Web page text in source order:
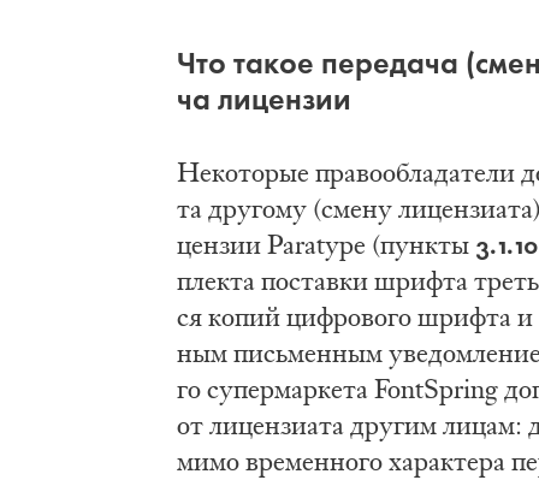
Что та­кое пе­ре­да­ча
ча ли­цен­зии
Не­ко­то­рые пра­во­об­ла­да­те­ли
та дру­го­му (сме­ну
цен­зии Paratype (пунк­ты 3.1.10
плек­та по­став­ки шриф­та
ся ко­пий циф­ро­во­го шриф­та и
ным пись­мен­ным
го су­пер­мар­ке­та FontSpring
от ли­цен­зи­а­та дру­гим
ми­мо вре­мен­но­го ха­рак­те­ра